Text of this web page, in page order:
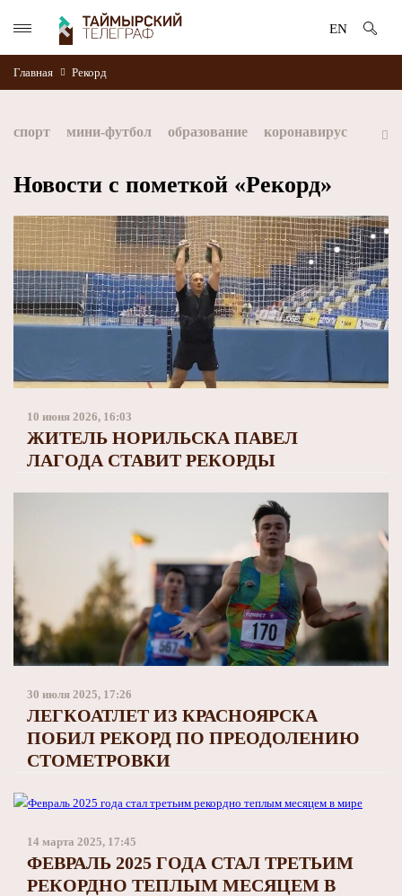
EN
Главная Рекорд
спорт мини-футбол образование коронавирус
Норникель Красноярский край Таймыр Дудинка
автографы истории Красноярскийкрай Арктика
МФК Норильский никель хоккей
Заполярный филиал Норникеля ЗГУ
Новости с пометкой «Рекорд»
10 июня 2026, 16:03
ЖИТЕЛЬ НОРИЛЬСКА ПАВЕЛ
ЛАГОДА СТАВИТ РЕКОРДЫ
30 июля 2025, 17:26
ЛЕГКОАТЛЕТ ИЗ КРАСНОЯРСКА
ПОБИЛ РЕКОРД ПО ПРЕОДОЛЕНИЮ
СТОМЕТРОВКИ
14 марта 2025, 17:45
ФЕВРАЛЬ 2025 ГОДА СТАЛ ТРЕТЬИМ
РЕКОРДНО ТЕПЛЫМ МЕСЯЦЕМ В